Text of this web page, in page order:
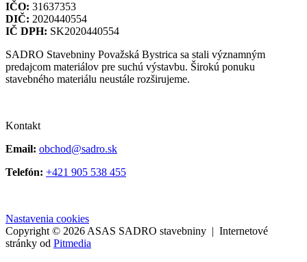
IČO: 31637353
DIČ: 2020440554
IČ DPH: SK2020440554
SADRO Stavebniny Považská Bystrica sa stali významným
predajcom materiálov pre suchú výstavbu. Širokú ponuku
stavebného materiálu neustále rozširujeme.
Kontakt
Email: obchod@sadro.sk
Telefón: +421 905 538 455
Nastavenia cookies
Copyright © 2026 ASAS SADRO stavebniny | Internetové
stránky od Pitmedia